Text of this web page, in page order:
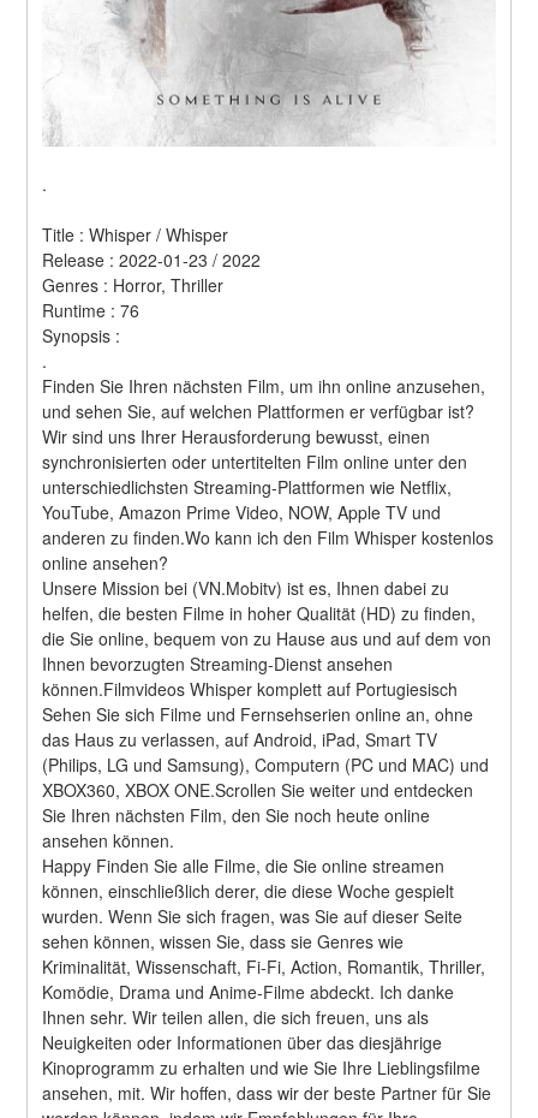
.
Title : Whisper / Whisper
Release : 2022-01-23 / 2022
Genres : Horror, Thriller
Runtime : 76
Synopsis :
.
Finden Sie Ihren nächsten Film, um ihn online anzusehen,
und sehen Sie, auf welchen Plattformen er verfügbar ist?
Wir sind uns Ihrer Herausforderung bewusst, einen
synchronisierten oder untertitelten Film online unter den
unterschiedlichsten Streaming-Plattformen wie Netflix,
YouTube, Amazon Prime Video, NOW, Apple TV und
anderen zu finden.Wo kann ich den Film Whisper kostenlos
online ansehen?
Unsere Mission bei (VN.Mobitv) ist es, Ihnen dabei zu
helfen, die besten Filme in hoher Qualität (HD) zu finden,
die Sie online, bequem von zu Hause aus und auf dem von
Ihnen bevorzugten Streaming-Dienst ansehen
können.Filmvideos Whisper komplett auf Portugiesisch
Sehen Sie sich Filme und Fernsehserien online an, ohne
das Haus zu verlassen, auf Android, iPad, Smart TV
(Philips, LG und Samsung), Computern (PC und MAC) und
XBOX360, XBOX ONE.Scrollen Sie weiter und entdecken
Sie Ihren nächsten Film, den Sie noch heute online
ansehen können.
Happy Finden Sie alle Filme, die Sie online streamen
können, einschließlich derer, die diese Woche gespielt
wurden. Wenn Sie sich fragen, was Sie auf dieser Seite
sehen können, wissen Sie, dass sie Genres wie
Kriminalität, Wissenschaft, Fi-Fi, Action, Romantik, Thriller,
Komödie, Drama und Anime-Filme abdeckt. Ich danke
Ihnen sehr. Wir teilen allen, die sich freuen, uns als
Neuigkeiten oder Informationen über das diesjährige
Kinoprogramm zu erhalten und wie Sie Ihre Lieblingsfilme
ansehen, mit. Wir hoffen, dass wir der beste Partner für Sie